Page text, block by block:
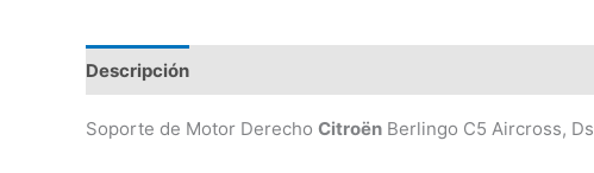
Descripción
Soporte de Motor Derecho Citroën Berlingo C5 Aircross, Ds